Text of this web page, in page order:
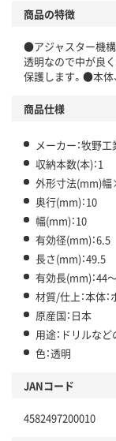
商品の特徴
●アジャスター機
透明なので中が良
保護します。●本体
商品仕様
メーカー：牧野工
収納本数(本)：1
外形寸法(mm)
奥行(mm)：10
幅(mm)：10
有効径(mm)：6.5
長さ(mm)：49.5
有効長(mm)：44
材質/仕上：本体
原産国：日本
用途：ドリルな
色：透明
JANコード
4582497200010